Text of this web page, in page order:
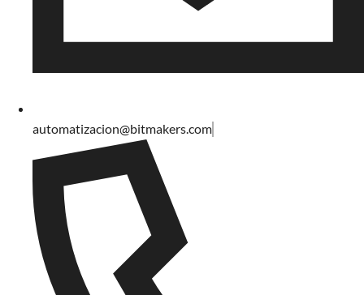
automatizacion@bitmakers.com